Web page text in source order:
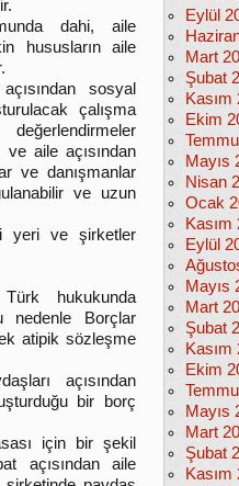
dahi, aile
hususların aile
sosyal
çalışma
ve aile açısından
ve danışmanlar
ve uzun
yeri ve şirketler
hukukunda
nedenle Borçlar
atipik sözleşme
açısından
bir borç
için bir şekil
açısından aile
Eylül
Mart
Şubat
Kasım
Ekim
Mayıs
Nisan
Ocak
Kasım
Eylül
Mayıs
Mart
Şubat
Kasım
Ekim
Mayıs
Mart
Şubat
Kasım